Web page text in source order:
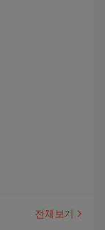
전체보기